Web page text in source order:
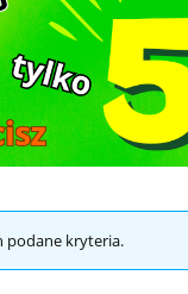
podane kryteria.